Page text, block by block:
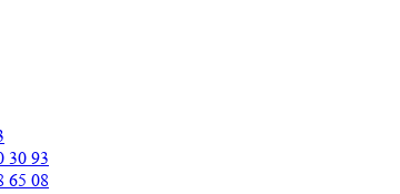
30 93
65 08